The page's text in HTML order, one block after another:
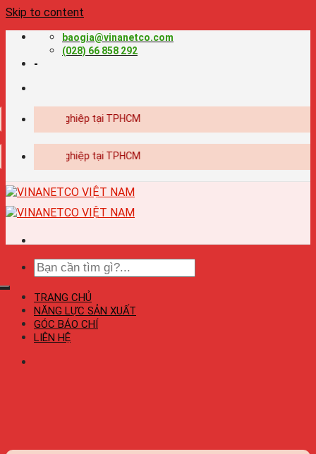
Skip to content
baogia@vinanetco.com
(028) 66 858 292
-
chuyên nghiệp tại TPHCM
chuyên nghiệp tại TPHCM
TRANG CHỦ
NĂNG LỰC SẢN XUẤT
GÓC BÁO CHÍ
LIÊN HỆ